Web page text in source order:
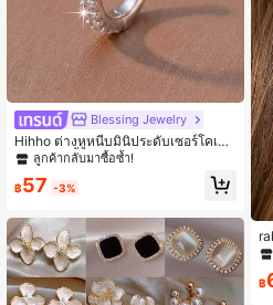
Blessing Jewelry
Hihho ต่างหูหนีบมินิประดับเซอร์โคเนีย
เงางาม 1 ชิ้น แบบไม่ต้องเจาะหู ทรง C
-Shape สไตล์แฟชั่น เครื่องประดับต่าง
หูดีไซน์เก๋ เหมาะเป็นของขวัญสำหรับวั
ต่างหูได้ ลุคสวยงาม
ลูกค้ากลับมาซื้อซ้ำ!
฿57 -3%
น
฿